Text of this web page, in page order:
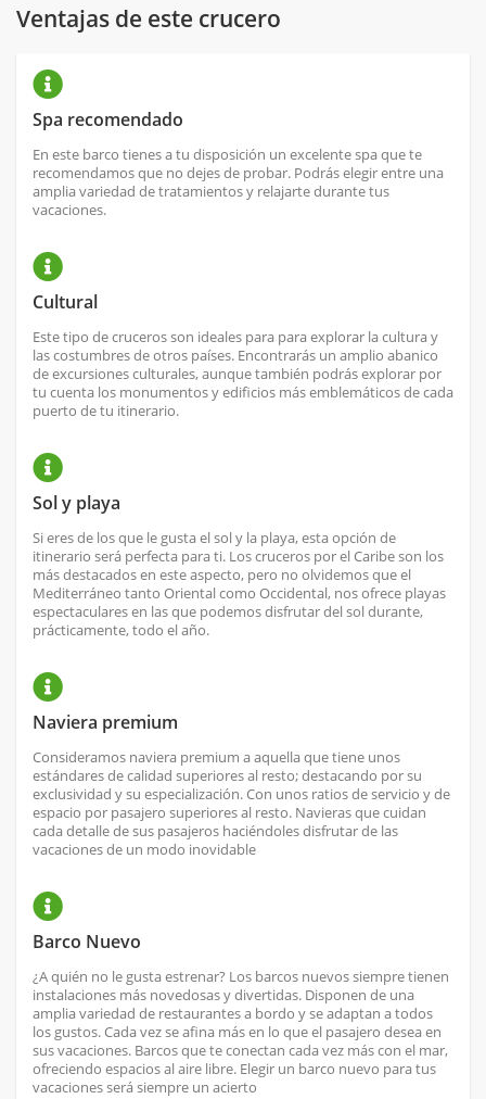
Ventajas de este crucero
Spa recomendado
En este barco tienes a tu disposición un excelente spa que te
recomendamos que no dejes de probar. Podrás elegir entre una
amplia variedad de tratamientos y relajarte durante tus
vacaciones.
Cultural
Este tipo de cruceros son ideales para para explorar la cultura y
las costumbres de otros países. Encontrarás un amplio abanico
de excursiones culturales, aunque también podrás explorar por
tu cuenta los monumentos y edificios más emblemáticos de cada
puerto de tu itinerario.
Sol y playa
Si eres de los que le gusta el sol y la playa, esta opción de
itinerario será perfecta para ti. Los cruceros por el Caribe son los
más destacados en este aspecto, pero no olvidemos que el
Mediterráneo tanto Oriental como Occidental, nos ofrece playas
espectaculares en las que podemos disfrutar del sol durante,
prácticamente, todo el año.
Naviera premium
Consideramos naviera premium a aquella que tiene unos
estándares de calidad superiores al resto; destacando por su
exclusividad y su especialización. Con unos ratios de servicio y de
espacio por pasajero superiores al resto. Navieras que cuidan
cada detalle de sus pasajeros haciéndoles disfrutar de las
vacaciones de un modo inovidable
Barco Nuevo
¿A quién no le gusta estrenar? Los barcos nuevos siempre tienen
instalaciones más novedosas y divertidas. Disponen de una
amplia variedad de restaurantes a bordo y se adaptan a todos
los gustos. Cada vez se afina más en lo que el pasajero desea en
sus vacaciones. Barcos que te conectan cada vez más con el mar,
ofreciendo espacios al aire libre. Elegir un barco nuevo para tus
vacaciones será siempre un acierto